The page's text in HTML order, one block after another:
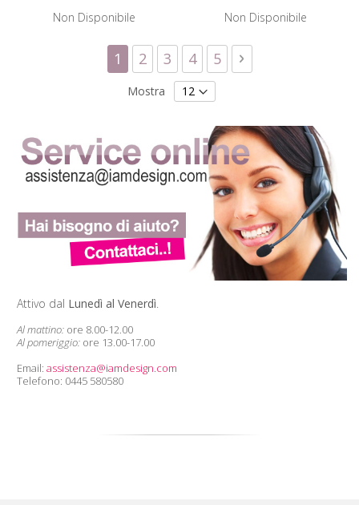
Non Disponibile Non Disponibile
Pagina
Attualmente stai leggendo la
1 Pagina
2 Pagina
3 Pagina
4 Pagina
5 Pagina
Successivo
Mostra
Attivo dal Lunedì al Venerdì
Al mattino: ore 8.00-12.00
Al pomeriggio: ore 13.00-17.00
Email: assistenza@iamdesign.com
Telefono: 0445 580580